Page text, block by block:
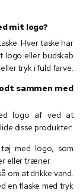
mit logo?
Hver taske har
logo eller budskab
tryk i fuld farve.
sammen med
logo af ved at
disse produkter:
med logo, som
eller træner.
om at drikke vand.
en flaske med tryk